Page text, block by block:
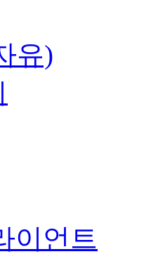
유)
이언트